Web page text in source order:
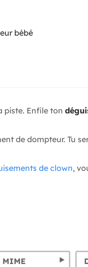
bébé
piste. Enfile ton
de dompteur. Tu
de clown,
MIME